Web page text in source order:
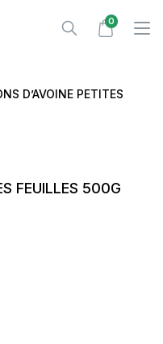
0
D’AVOINE PETITES
FEUILLES 500G